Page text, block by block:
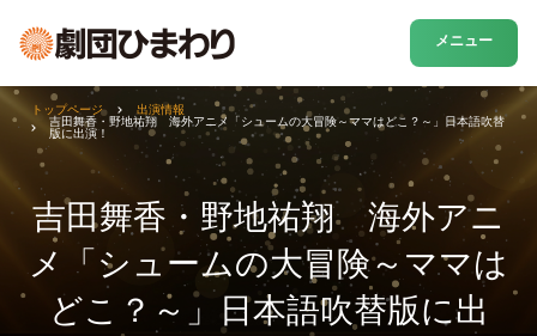
メニュー
吉田舞香・野地祐翔 海外アニ
メ「シュームの大冒険～ママは
どこ？～」日本語吹替版に出
トップページ
出演情報
吉田舞香・野地祐翔 海外アニメ「シュームの大冒険～ママはどこ？～」日本語吹替
版に出演！